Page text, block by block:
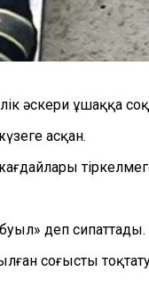
әскери ұшаққа
асқан.
деп сипаттады.
соғысты